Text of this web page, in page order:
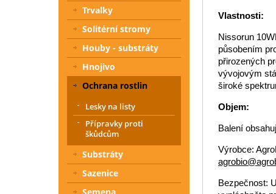
Vlastnosti:
Nissorun
působením
přirozených
vývojovým
široké
Objem:
Balení
Výrobce:
Bezpečnost:
Trvalky
Solitérní stromy
Houby - substráty
Hnojivo
Ochrana rostlin
Lesky na listy
Přípravky proti
škůdcům
Substráty
Sazenice